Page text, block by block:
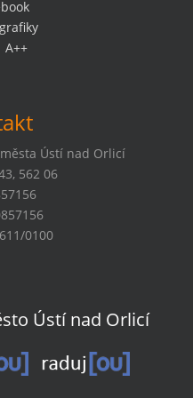
A++
Ústí nad Orlicí
562 06
0100
Ústí nad Orlicí